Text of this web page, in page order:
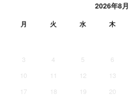
2026年8月
月 火 水 木
3
4 5 6
10
11 12 13
17
18 19 20